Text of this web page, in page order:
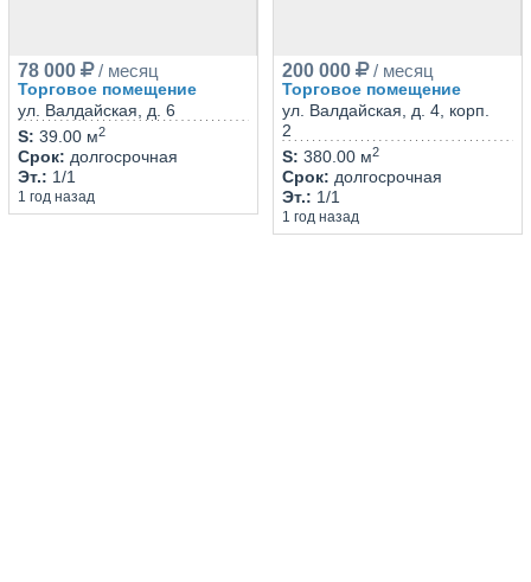
Торговое помещение
ул. Валдайская, д. 6
78 000 / месяц
Эт.: 1/1
1 год назад
S: 39.00 м2
Срок: долгосрочная
Торговое помещение
ул. Валдайская, д. 4, корп.
2
200 000 / месяц
Эт.: 1/1
1 год назад
S: 380.00 м2
Срок: долгосрочная